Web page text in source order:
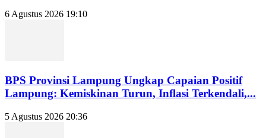
6 Agustus 2026 19:10
BPS Provinsi Lampung Ungkap Capaian Positif
Lampung: Kemiskinan Turun, Inflasi Terkendali,...
5 Agustus 2026 20:36